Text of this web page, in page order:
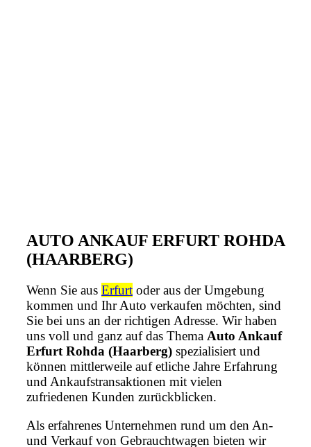
AUTO ANKAUF ERFURT ROHDA
(HAARBERG)
Wenn Sie aus Erfurt oder aus der Umgebung
kommen und Ihr Auto verkaufen möchten, sind
Sie bei uns an der richtigen Adresse. Wir haben
uns voll und ganz auf das Thema Auto Ankauf
Erfurt Rohda (Haarberg) spezialisiert und
können mittlerweile auf etliche Jahre Erfahrung
und Ankaufstransaktionen mit vielen
zufriedenen Kunden zurückblicken.
Als erfahrenes Unternehmen rund um den An-
und Verkauf von Gebrauchtwagen bieten wir